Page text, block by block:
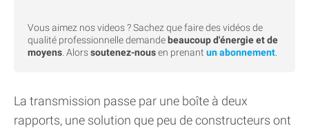
Vous aimez nos videos ? Sachez que faire des vidéos de
qualité professionnelle demande beaucoup d'énergie et de
moyens . Alorssoutenez-nousen prenant un abonnement
La transmission passe par une boîte à deux
rapports, une solution que peu de constructeurs ont